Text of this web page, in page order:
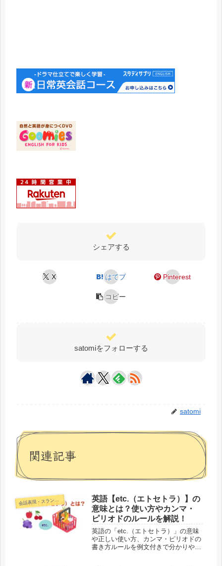
シェアする
X はてブ Pinterest
コピー
satomiをフォローする
satomi
関連記事
会話表現・スラング・ことわざ
英語【etc.（エトセトラ）】の
意味とは？使い方やカンマ・
ピリオドのルールを解説！
英語の「etc.（エトセトラ）」の意味
や正しい使い方、カンマ・ピリオドの
書き方ルールを例文付きで分かりやす